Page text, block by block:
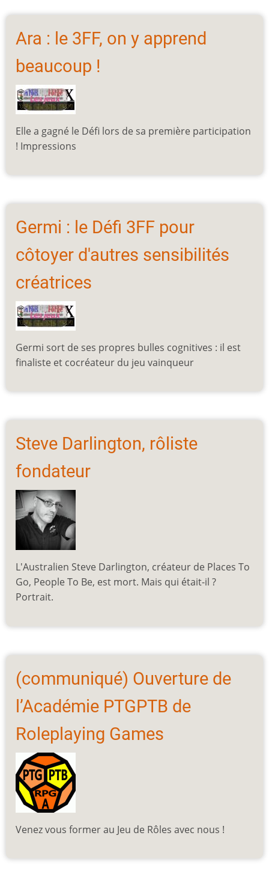
Ara : le 3FF, on y apprend
beaucoup !
Elle a gagné le Défi lors de sa première participation
! Impressions
Germi : le Défi 3FF pour
côtoyer d'autres sensibilités
créatrices
Germi sort de ses propres bulles cognitives : il est
finaliste et cocréateur du jeu vainqueur
Steve Darlington, rôliste
fondateur
L'Australien Steve Darlington, créateur de Places To
Go, People To Be, est mort. Mais qui était-il ?
Portrait.
(communiqué) Ouverture de
l’Académie PTGPTB de
Roleplaying Games
Venez vous former au Jeu de Rôles avec nous !